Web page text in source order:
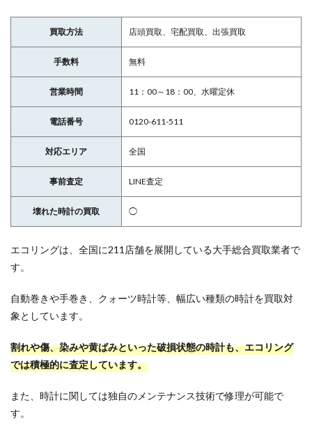
買取方法 店頭買取、宅配買取、出張買取
手数料 無料
営業時間 11：00～18：00、水曜定休
電話番号 0120-611-511
対応エリア 全国
事前査定 LINE査定
壊れた時計の買取 ◯
エコリングは、全国に211店舗を展開している大手総合買取業者で
す。
自動巻きや手巻き、クォーツ時計等、幅広い種類の時計を買取対
象としています。
割れや傷、染みや黄ばみといった破損状態の時計も、エコリング
では積極的に査定しています。
また、時計に関しては独自のメンテナンス技術で修理が可能で
す。